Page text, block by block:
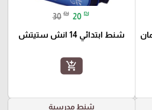
30 ₪ 20 ₪
شنط ابتدائي 14 انش ستيتش
add_shopping_cart
شنط مدرسية